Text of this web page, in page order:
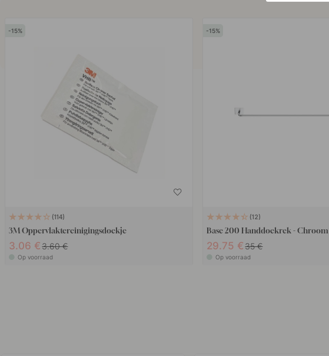
15
114
3M Oppervlaktereinigingsdoekje
3.06 € 3.60 €
Op voorraad
15
12
Base 200 Handdoekrek - Chroom
29.75 € 35 €
Op voorraad